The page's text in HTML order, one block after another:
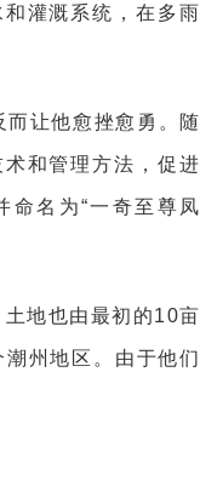
灌溉系统，在多雨
让他愈挫愈勇。 随
和管理方法，促进
命名为“一奇至尊凤
地也由最初的10亩
州地区。由于他们